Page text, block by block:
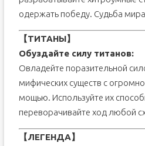
одержать победу. Судьба
【ТИТАНЫ】
Обуздайте силу титанов:
Овладейте поразительной
мифических существ с
мощью. Используйте их
переворачивайте ход любой
【ЛЕГЕНДА】